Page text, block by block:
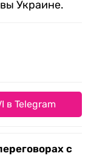
Украине.
в Telegram
с